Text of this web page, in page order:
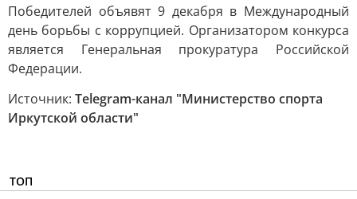
Победителей объявят 9 декабря в Международный
день борьбы с коррупцией. Организатором конкурса
является Генеральная прокуратура Российской
Федерации.
Источник: Telegram-канал "Министерство спорта
Иркутской области"
ТОП